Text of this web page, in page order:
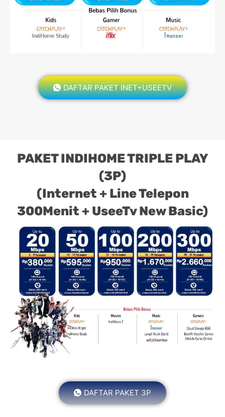
DAFTAR PAKET INET+USEETV
PAKET INDIHOME TRIPLE PLAY
(3P)
(Internet + Line Telepon
300Menit + UseeTv New Basic)
DAFTAR PAKET 3P